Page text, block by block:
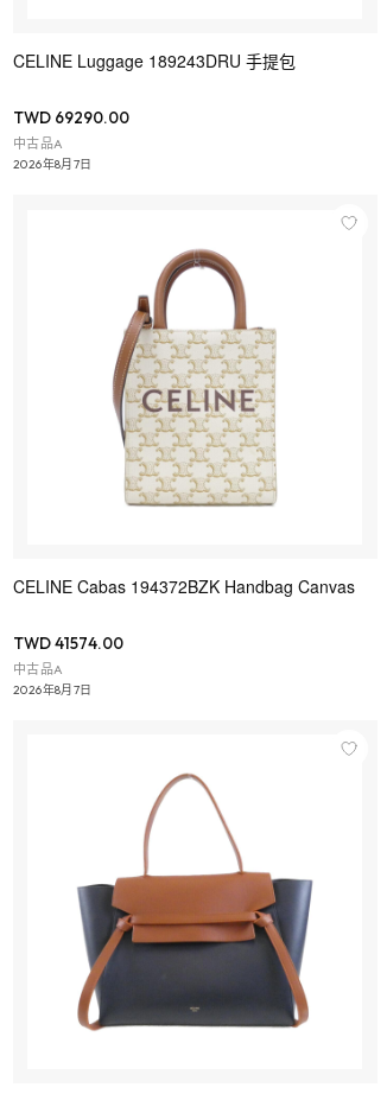
CELINE Luggage 189243DRU 手提包
TWD 69290.00
中古品A
2026年8月7日
CELINE Cabas 194372BZK Handbag Canvas
TWD 41574.00
中古品A
2026年8月7日